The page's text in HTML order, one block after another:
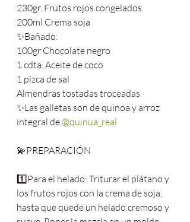
230gr. Frutos rojos congelados
200ml Crema soja
✨Bañado:
100gr Chocolate negro
1 cdta. Aceite de coco
1 pizca de sal
Almendras tostadas troceadas
✨Las galletas son de quinoa y arroz
integral de @quinua_real
💫PREPARACIÓN
1️⃣Para el helado: Triturar el plátano y
los frutos rojos con la crema de soja,
hasta que quede un helado cremoso y